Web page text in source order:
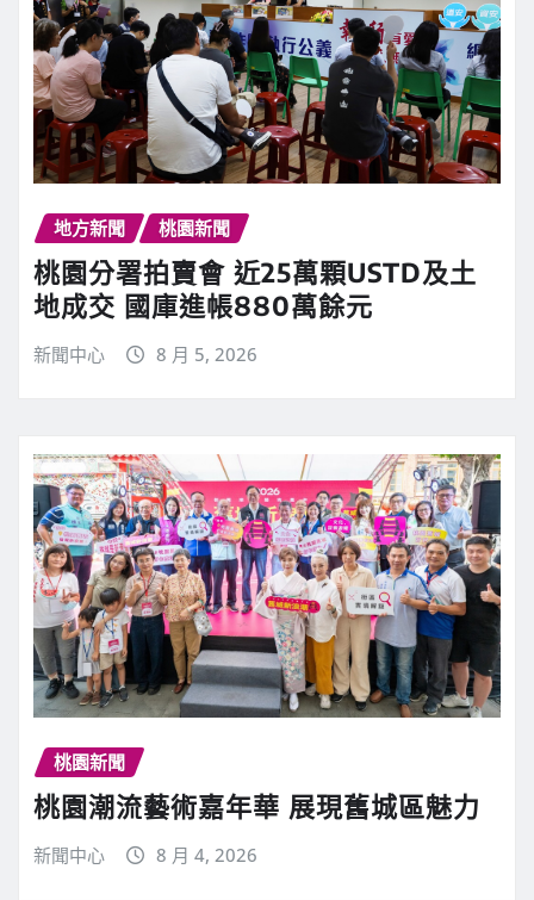
地方新聞 桃園新聞
桃園分署拍賣會 近25萬顆USTD及土
地成交 國庫進帳880萬餘元
新聞中心 8 月 5, 2026
桃園新聞
桃園潮流藝術嘉年華 展現舊城區魅力
新聞中心 8 月 4, 2026